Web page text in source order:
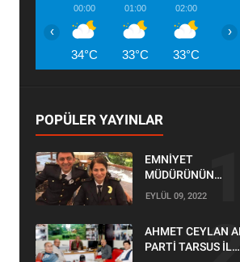
00:00
34°C
01:00
33°C
02:00
33°C
‹ ›
POPÜLER YAYINLAR
EMNİYET
MÜDÜRÜNÜN
OĞLU KAZADA
EYLÜL 09, 2022
AHMET CEYLAN AK
PARTİ TARSUS İLÇE